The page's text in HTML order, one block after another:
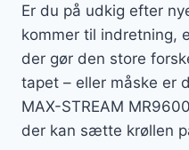
Er du på udkig efter
kommer til indretning,
der gør den store
tapet – eller måske er
MAX-STREAM
der kan sætte krøllen